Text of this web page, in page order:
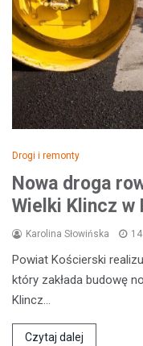
Drogi i remonty
Nowa droga
Wielki Klincz
Karolina Słowińska
Powiat Kościerski
który zakłada budowę
Klincz…
Czytaj dalej